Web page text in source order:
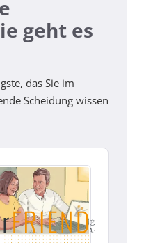
geht es
das Sie im
Scheidung wissen